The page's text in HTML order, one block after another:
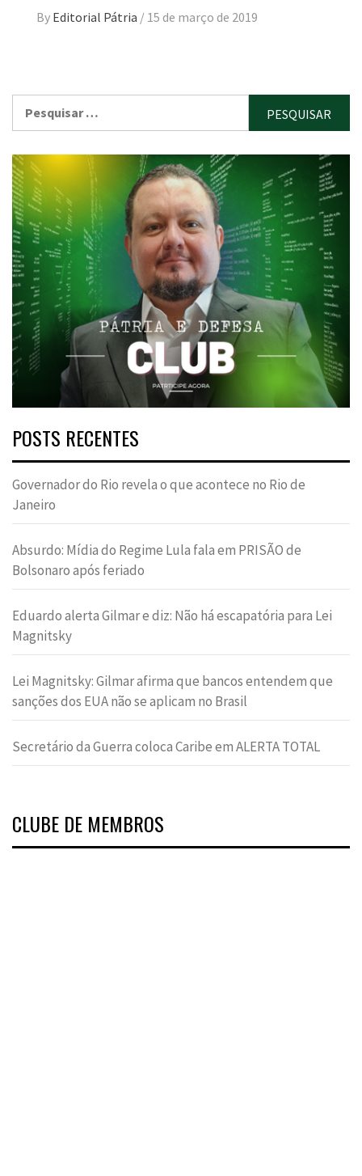
By Editorial Pátria / 15 de março de 2019
por:
POSTS RECENTES
Governador do Rio revela o que acontece no Rio de
Janeiro
Absurdo: Mídia do Regime Lula fala em PRISÃO de
Bolsonaro após feriado
Eduardo alerta Gilmar e diz: Não há escapatória para Lei
Magnitsky
Lei Magnitsky: Gilmar afirma que bancos entendem que
sanções dos EUA não se aplicam no Brasil
Secretário da Guerra coloca Caribe em ALERTA TOTAL
CLUBE DE MEMBROS